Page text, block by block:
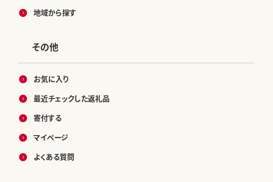
地域から探す
その他
お気に入り
最近チェックした返礼品
寄付する
マイページ
よくある質問